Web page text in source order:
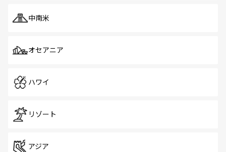
中南米
オセアニア
ハワイ
リゾート
アジア